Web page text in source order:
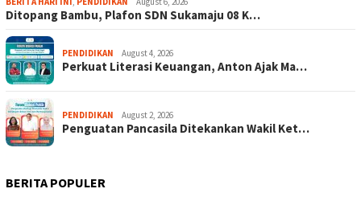
Ditopang Bambu, Plafon SDN Sukamaju 08 K…
PENDIDIKAN August 4, 2026
Perkuat Literasi Keuangan, Anton Ajak Ma…
PENDIDIKAN August 2, 2026
Penguatan Pancasila Ditekankan Wakil Ket…
BERITA POPULER